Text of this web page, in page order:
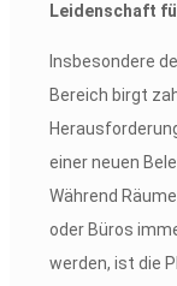
Leidenschaft
Insbesondere
Bereich birgt
einer neuen
Während
oder Büros
werden, ist die